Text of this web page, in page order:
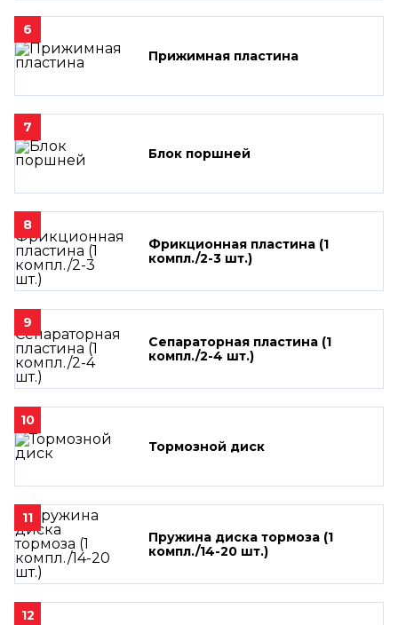
6
Прижимная пластина
7
Блок поршней
8
Фрикционная пластина (1
компл./2-3 шт.)
9
Сепараторная пластина (1
компл./2-4 шт.)
10
Тормозной диск
11
Пружина диска тормоза (1
компл./14-20 шт.)
12